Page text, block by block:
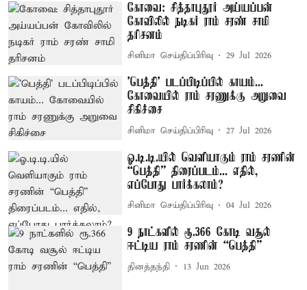
கோவை: சித்தாபுதூர் அய்யப்பன்
கோவிலில் நடிகர் ராம் சரண் சாமி
தரிசனம்
சினிமா செய்திப்பிரிவு 29 Jul 2026
'பெத்தி' படப்பிடிப்பில் காயம்...
கோவையில் ராம் சரணுக்கு அறுவை
சிகிச்சை
சினிமா செய்திப்பிரிவு 27 Jul 2026
ஓ.டி.டி.யில் வெளியாகும் ராம் சரணின்
“பெத்தி” திரைப்படம்... எதில்,
எப்போது பார்க்கலாம்?
சினிமா செய்திப்பிரிவு 04 Jul 2026
9 நாட்களில் ரூ.366 கோடி வசூல்
ஈட்டிய ராம் சரணின் “பெத்தி”
தினத்தந்தி 13 Jun 2026